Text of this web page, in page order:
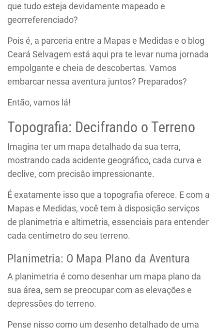
que tudo esteja devidamente mapeado e
georreferenciado?
Pois é, a parceria entre a Mapas e Medidas e o blog
Ceará Selvagem está aqui pra te levar numa jornada
empolgante e cheia de descobertas. Vamos
embarcar nessa aventura juntos? Preparados?
Então, vamos lá!
Topografia: Decifrando o Terreno
Imagina ter um mapa detalhado da sua terra,
mostrando cada acidente geográfico, cada curva e
declive, com precisão impressionante.
É exatamente isso que a topografia oferece. E com a
Mapas e Medidas, você tem à disposição serviços
de planimetria e altimetria, essenciais para entender
cada centímetro do seu terreno.
Planimetria: O Mapa Plano da Aventura
A planimetria é como desenhar um mapa plano da
sua área, sem se preocupar com as elevações e
depressões do terreno.
Pense nisso como um desenho detalhado de uma